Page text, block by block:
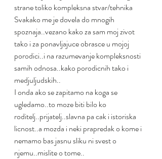
strane toliko kompleksna stvar/tehnika
Svakako me je dovela do mnogih
spoznaja..vezano kako za sam moj zivot
tako i za ponavljajuce obrasce u mojoj
porodici..i na razumevanje kompleksnosti
samih odnosa..kako porodicnih tako i
medjuljudskih..
I onda ako se zapitamo na koga se
ugledamo..to moze biti bilo ko
roditelj..prijatelj..slavna pa cak i istoriska
licnost..a mozda i neki prapredak o kome i
nemamo bas jasnu sliku ni svest o
njemu..mislite o tome..